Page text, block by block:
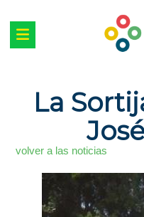
La
volver a las noticias